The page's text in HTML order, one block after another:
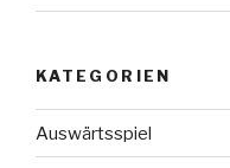
KATEGORIEN
Auswärtsspiel